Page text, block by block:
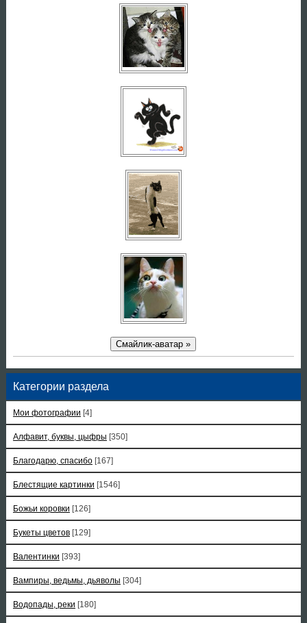
Смайлик-аватар »
Категории раздела
Мои фотографии [4]
Алфавит, буквы, цыфры [350]
Благодарю, спасибо [167]
Блестящие картинки [1546]
Божьи коровки [126]
Букеты цветов [129]
Валентинки [393]
Вампиры, ведьмы, дьяволы [304]
Водопады, реки [180]